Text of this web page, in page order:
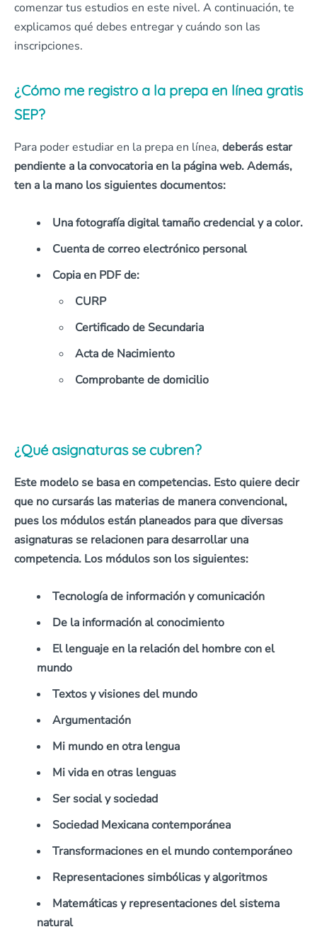
comenzar tus estudios en este nivel. A continuación, te
explicamos qué debes entregar y cuándo son las
inscripciones.
¿Cómo me registro a la prepa en línea gratis
SEP?
Para poder estudiar en la prepa en línea, deberás estar
pendiente a la convocatoria en la página web. Además,
ten a la mano los siguientes documentos:
Una fotografía digital tamaño credencial y a color.
Cuenta de correo electrónico personal
Copia en PDF de:
CURP
Certificado de Secundaria
Acta de Nacimiento
Comprobante de domicilio
¿Qué asignaturas se cubren?
Este modelose basa en competencias. Esto quiere decir
que no cursarás las materias de manera convencional,
pues los módulos están planeados para que diversas
asignaturas se relacionen para desarrollar una
competencia. Los módulos son los siguientes:
Tecnología de información y comunicación
De la información al conocimiento
El lenguaje en la relación del hombre con el
mundo
Textos y visiones del mundo
Argumentación
Mi mundo en otra lengua
Mi vida en otras lenguas
Ser social y sociedad
Sociedad Mexicana contemporánea
Transformaciones en el mundo contemporáneo
Representaciones simbólicas y algoritmos
Matemáticas y representaciones del sistema
natural